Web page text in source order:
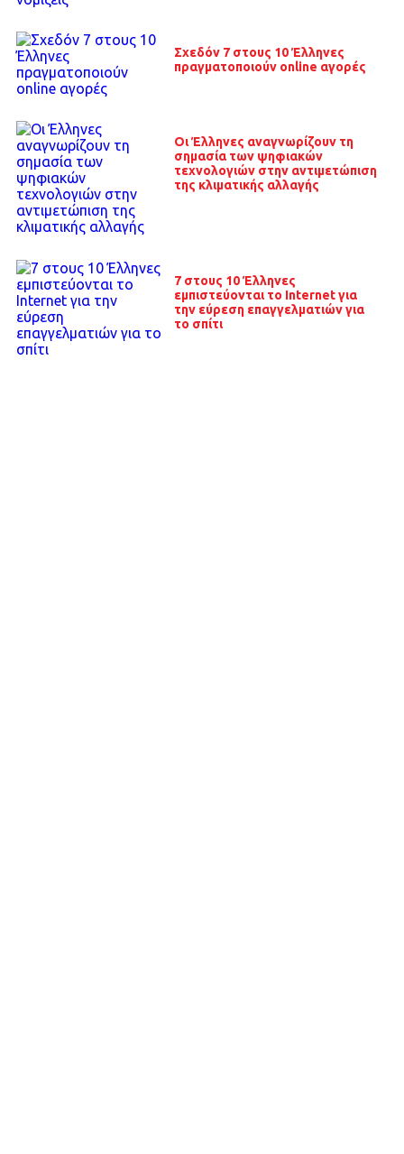
Σχεδόν 7 στους 10 Έλληνες
πραγματοποιούν online αγορές
Οι Έλληνες αναγνωρίζουν τη
σημασία των ψηφιακών
τεχνολογιών στην αντιμετώπιση
της κλιματικής αλλαγής
7 στους 10 Έλληνες
εμπιστεύονται το Internet για
την εύρεση επαγγελματιών για
το σπίτι